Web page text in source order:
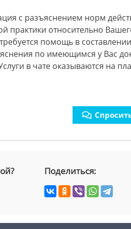
с разъяснением норм
практики относительно
помощь в
по имеющимся у Вас
в чате оказываются на
Поделиться: